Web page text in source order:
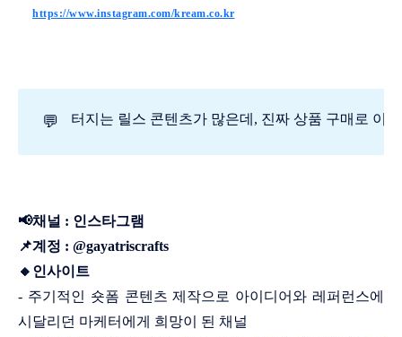
https://www.instagram.com/kream.co.kr
💬 터지는 릴스 콘텐츠가 많은데, 진짜 상품 구매로 이
📢채널 : 인스타그램
📌계정 : @gayatriscrafts
🔸인사이트
- 주기적인 숏폼 콘텐츠 제작으로 아이디어와 레퍼런스에
시달리던 마케터에게 희망이 된 채널